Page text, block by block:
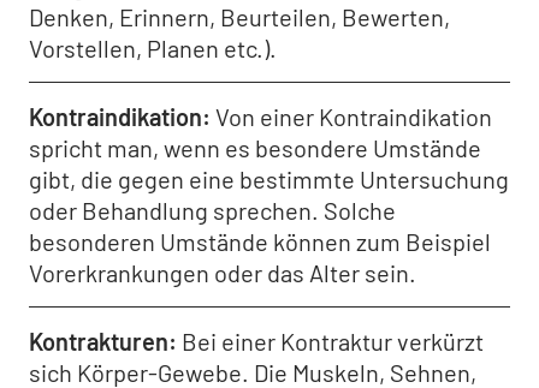
Denken, Erinnern, Beurteilen, Bewerten,
Vorstellen, Planen etc.).
Kontraindikation Von einer Kontraindikation
spricht man, wenn es besondere Umstände
gibt, die gegen eine bestimmte Untersuchung
oder Behandlung sprechen. Solche
besonderen Umstände können zum Beispiel
Vorerkrankungen oder das Alter sein.
Kontrakturen Bei einer Kontraktur verkürzt
sich Körper-Gewebe. Die Muskeln, Sehnen,